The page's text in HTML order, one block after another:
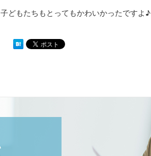
子どもたちもとってもかわいかったですよ♪